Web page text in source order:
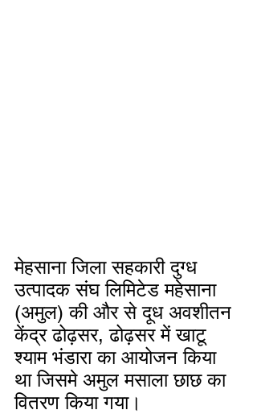
मेहसाना जिला सहकारी दुग्ध
उत्पादक संघ लिमिटेड महेसाना
(अमुल) की और से दूध अवशीतन
केंद्र ढोढ़सर, ढोढ़सर में खाटू
श्याम भंडारा का आयोजन किया
था जिसमे अमुल मसाला छाछ का
वितरण किया गया।